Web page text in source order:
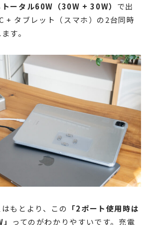
トータル60W（30W + 30W） で出
+ タブレット（スマホ）の2台同時
す。
もとより、この 「2ポート使用時は
ってのがわかりやすいです。充電